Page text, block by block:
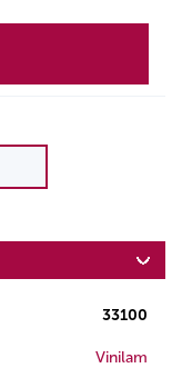
33100
Vinilam